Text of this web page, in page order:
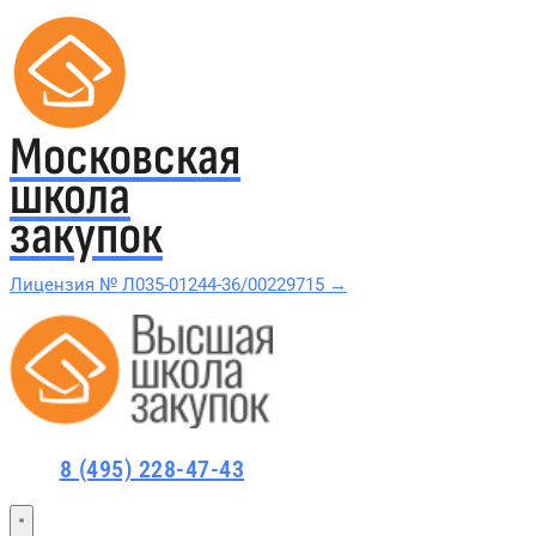
Московская
школа
закупок
Лицензия № Л035-01244-36/00229715 →
Проверить в реестре Рособрнадзора →
Курсы по 44-ФЗ
8 (495) 228-47-43